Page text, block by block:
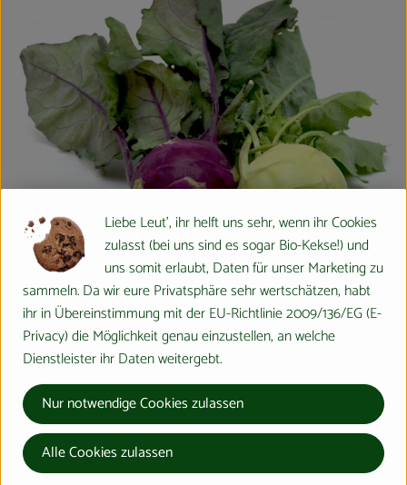
Kohlrabi
Wussten Sie´s schon?
Der Kohlrabi auch Oberkohlrabi, Oberrübe, Rübkohl und
Stängelrübe, in Wien auch Kohlrübe genannt, ist eine
Gemüsepflanze.
Liebe Leut', ihr helft uns sehr, wenn ihr Cookies
zulasst (bei uns sind es sogar Bio-Kekse!) und
uns somit erlaubt, Daten für unser Marketing zu
sammeln. Da wir eure Privatsphäre sehr wertschätzen, habt
ihr in Übereinstimmung mit der EU-Richtlinie 2009/136/EG (E-
Privacy) die Möglichkeit genau einzustellen, an welche
Dienstleister ihr Daten weitergebt.
Nur notwendige Cookies zulassen
Alle Cookies zulassen